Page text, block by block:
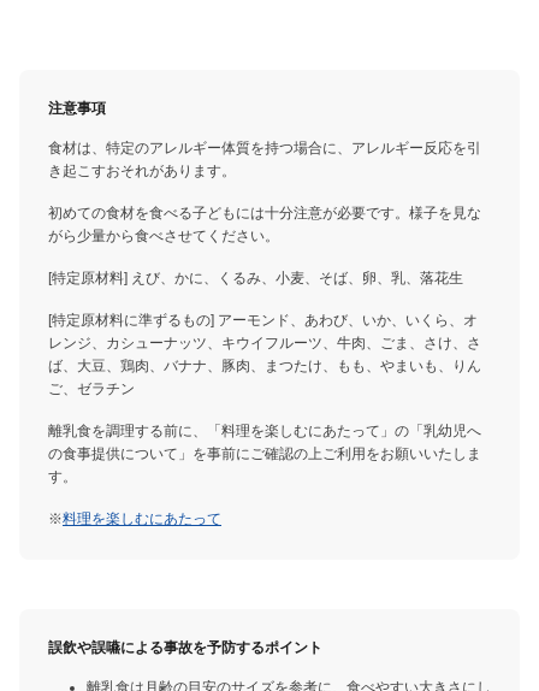
注意事項
食材は、特定のアレルギー体質を持つ場合に、アレルギー反応を引
き起こすおそれがあります。
初めての食材を食べる子どもには十分注意が必要です。様子を見な
がら少量から食べさせてください。
[特定原材料] えび、かに、くるみ、小麦、そば、卵、乳、落花生
[特定原材料に準ずるもの] アーモンド、あわび、いか、いくら、オ
レンジ、カシューナッツ、キウイフルーツ、牛肉、ごま、さけ、さ
ば、大豆、鶏肉、バナナ、豚肉、まつたけ、もも、やまいも、りん
ご、ゼラチン
離乳食を調理する前に、「料理を楽しむにあたって」の「乳幼児へ
の食事提供について」を事前にご確認の上ご利用をお願いいたしま
す。
※料理を楽しむにあたって
誤飲や誤嚥による事故を予防するポイント
離乳食は月齢の目安のサイズを参考に、食べやすい大きさにし